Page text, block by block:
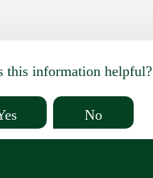
this information helpful?
No